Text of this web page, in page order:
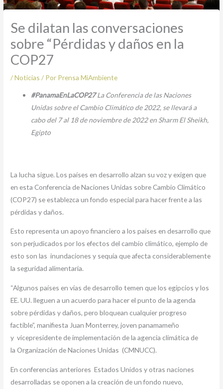
Se dilatan las conversaciones
sobre “Pérdidas y daños en la
COP27
/Noticias / Por Prensa MiAmbiente
#PanamaEnLaCOP27La Conferencia de las Naciones
Unidas sobre el Cambio Climático de 2022, se llevará a
cabo del 7 al 18 de noviembre de 2022 en Sharm El Sheikh,
Egipto
La lucha sigue. Los países en desarrollo alzan su voz y exigen que
en esta Conferencia de Naciones Unidas sobre Cambio Climático
(COP27) se establezca un fondo especial para hacer frente a las
pérdidas y daños.
Esto representa un apoyo financiero a los países en desarrollo que
son perjudicados por los efectos del cambio climático, ejemplo de
esto son las inundaciones y sequía que afecta considerablemente
la seguridad alimentaria.
“Algunos países en vías de desarrollo temen que los egipcios y los
EE. UU. lleguen a un acuerdo para hacer el punto de la agenda
sobre pérdidas y daños, pero bloquean cualquier progreso
factible”, manifiesta Juan Monterrey, joven panamameño
y vicepresidente de implementación de la agencia climática de
la Organización de Naciones Unidas (CMNUCC).
En conferencias anteriores Estados Unidos y otras naciones
desarrolladas se oponen a la creación de un fondo nuevo,